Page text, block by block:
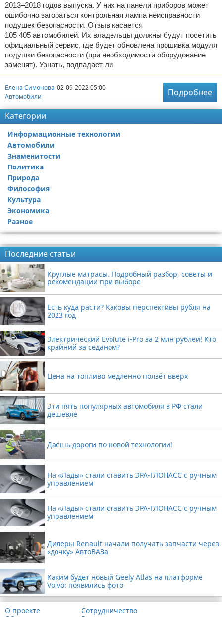
2013–2018 годов выпуска. У них на панели приборов может
ошибочно загораться контрольная лампа неисправности
подушек безопасности. Отзыв касается
105 405 автомобилей. Их владельцы должны будут посетить
официальный сервис, где будет обновлена прошивка модуля
подушки безопасности (при необходимости оборудование
заменят). Узнать, подпадает ли
Елена Симонова 02-09-2022 05:00
Автомобили
Подробнее
Категории
Информационные технологии
Автомобили
Знаменитости
Политика
Природа
Философия
Культура
Экономика
Разное
Последние статьи
Круглые матрасы. Подробный разбор, советы и
рекомендации при выборе
Есть куда расти? Каковы перспективы рубля на
2023 год
Электрический Evolute i-Pro за 2 млн рублей! Кто
крайний за седаном?
Цена на топливо медленно ползёт вверх
Эти пять популярных автомобиля в РФ стали
дешевле
Даёшь дороги по новой технологии!
На «Лады» стали ставить ЭРА-ГЛОНАСС с ручным
управлением
На «Лады» стали ставить ЭРА-ГЛОНАСС с ручным
управлением
Дилеры Renault начали получать запчасти через
«дочку» АвтоВАЗа
Каким будет новый Geely Atlas на платформе
Volvo: появились фото
О проекте
Сотрудничество